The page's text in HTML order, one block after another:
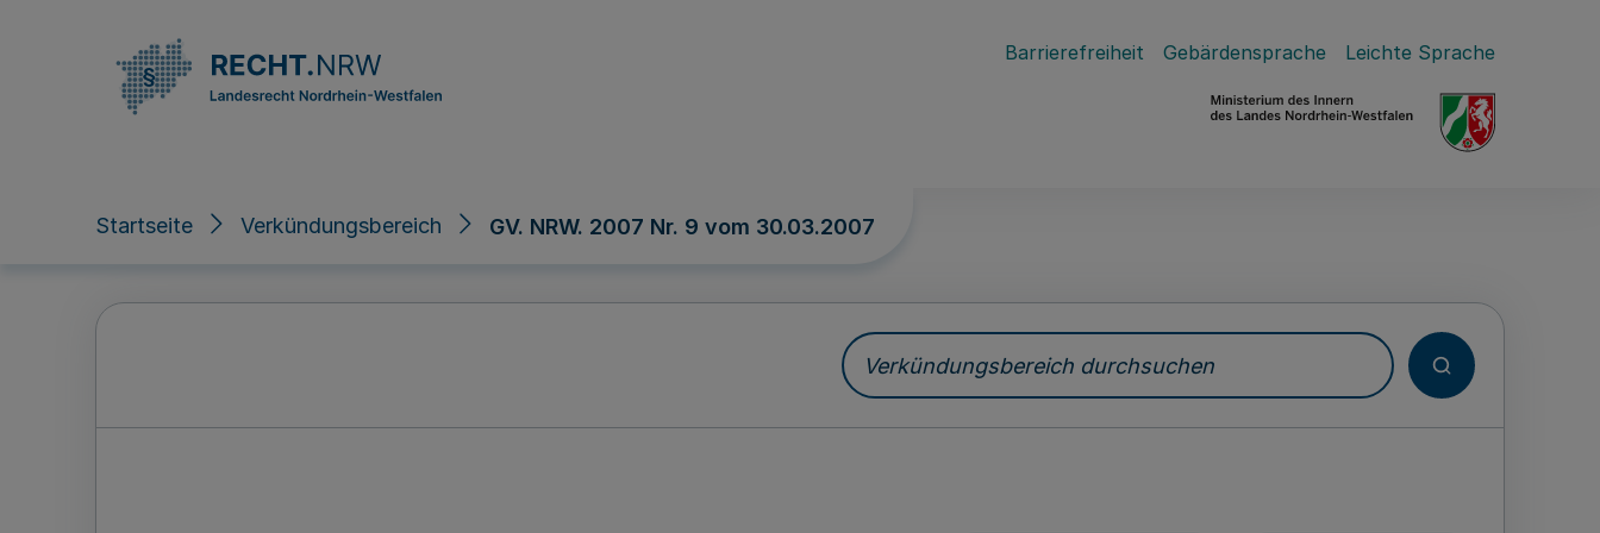
Barrierefreiheit Gebärdensprache Leichte Sprache
Startseite Verkündungsbereich GV. NRW. 2007 Nr. 9 vom 30.03.2007
Verkündungsbereich durchsuchen